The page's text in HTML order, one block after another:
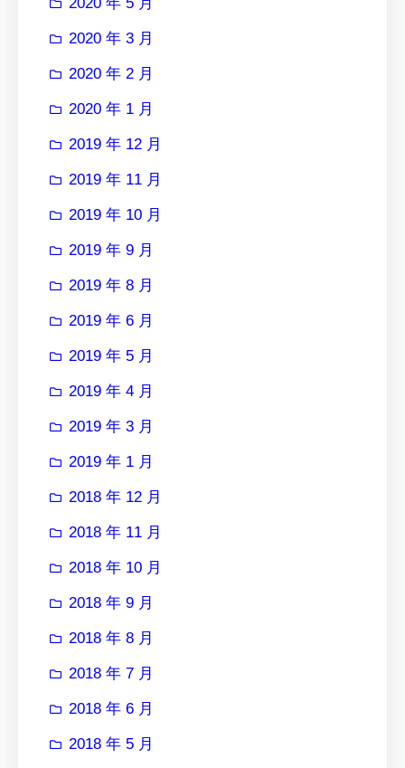
2020 年 3 月
2020 年 2 月
2020 年 1 月
2019 年 12 月
2019 年 11 月
2019 年 10 月
2019 年 9 月
2019 年 8 月
2019 年 6 月
2019 年 5 月
2019 年 4 月
2019 年 3 月
2019 年 1 月
2018 年 12 月
2018 年 11 月
2018 年 10 月
2018 年 9 月
2018 年 8 月
2018 年 7 月
2018 年 6 月
2018 年 5 月